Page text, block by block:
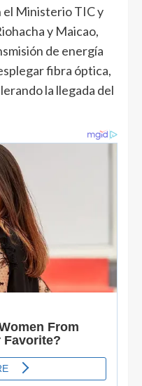
el Ministerio TIC y
y Maicao,
de energía
fibra óptica,
la llegada del